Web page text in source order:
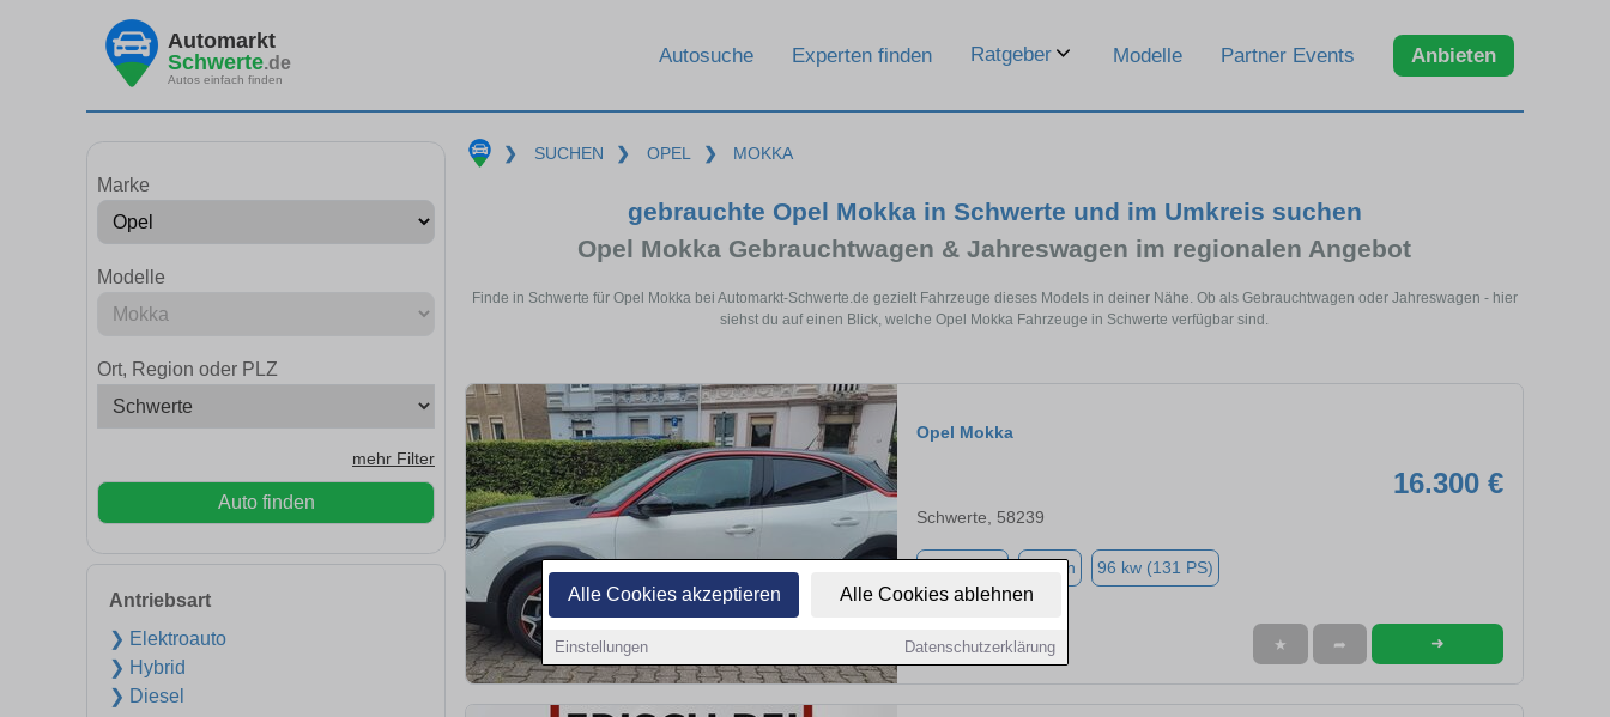
Alle Cookies akzeptieren Alle Cookies ablehnen
Einstellungen Datenschutzerklärung
Automarkt
Schwerte.de
Autos einfach finden
Autosuche Experten finden Ratgeber Modelle Partner Events Anbieten
Marke
Modelle
Ort, Region oder PLZ
mehr Filter
Auto finden
Antriebsart
❯ Elektroauto
❯ Hybrid
❯ Diesel
❯ SUCHEN ❯ OPEL ❯ MOKKA
gebrauchte Opel Mokka in Schwerte und im Umkreis suchen
Opel Mokka Gebrauchtwagen & Jahreswagen im regionalen Angebot
Finde in Schwerte für Opel Mokka bei Automarkt-Schwerte.de gezielt Fahrzeuge dieses Models in deiner Nähe. Ob als Gebrauchtwagen oder Jahreswagen - hier
siehst du auf einen Blick, welche Opel Mokka Fahrzeuge in Schwerte verfügbar sind.
Opel Mokka
16.300 €
Schwerte, 58239
Benzin 96 kw (131 PS)
★ ➦ ➜